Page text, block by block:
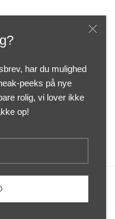
har du mulighed
peeks på nye
rolig, vi lover ikke
op!